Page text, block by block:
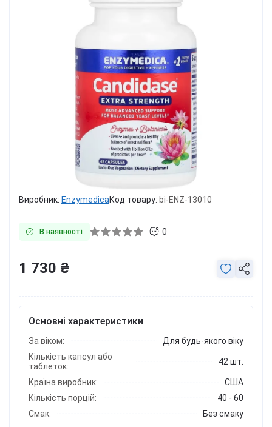
Виробник: EnzymedicaКод товару: bi-ENZ-13010
В наявності 0
Основні характеристики
За віком:
Для будь-якого віку
Кількість капсул або
таблеток:
42 шт.
Країна виробник:
США
Кількість порцій:
40 - 60
Смак:
Без смаку
1 730 ₴